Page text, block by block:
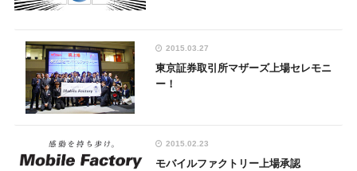
2015.03.27
東京証券取引所マザーズ上場セレモニ
ー！
2015.02.23
モバイルファクトリー上場承認